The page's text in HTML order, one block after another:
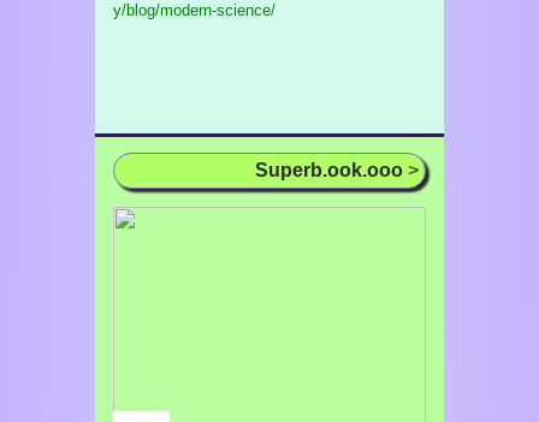
y/blog/modern-science/
Superb.ook.ooo >